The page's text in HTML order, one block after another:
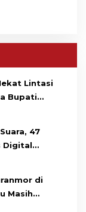
Lintasi
Bupati
47
Digital
di
Masih